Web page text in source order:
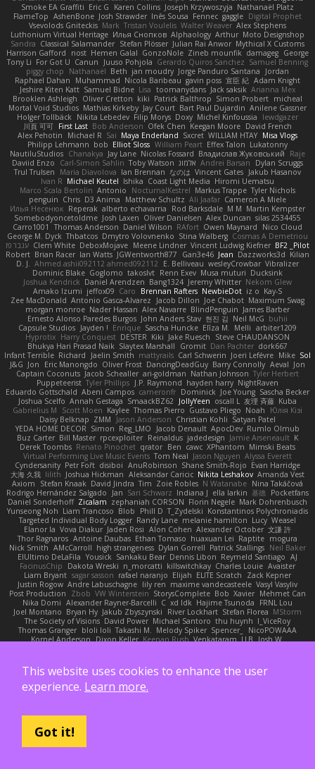
Smoke EA Graffiti Eric G Karen Collins Joseph Krzywoszyja Nathanaël Platz
FlameTop AshenBone Josh Strawder Inês Sousa Fennec gaggle Digital Prophet
Vsevolods Gniteckis Mark Tristan Voulelis Walter Weaver Alex Stephens
Luthonium Virtual Heritage Илья Снопков Alphaology Arthur Moto Designshop
Sandra Classical Salamander Stefan Plösser Julian Rai Anwor Mythical X Customs
Harrison Gafford
nost Hemen Galal GonzoNole Zineb mounfik damageg George
Tony Li For Got U Canun Juuso Pohjola Gerardo Quiros Sanchez Samuel Benning
piggy chop
Nathanaël Beth jan moudry Jorge Panduro Santana
Jordan
Raphael Dahan
Muhammad Nicola Baribeau gavin poss 宣臣 紀 Adam Knight
Jeshire Kiten Katt Samuel Bidne Lisa toomanydans Jack saksik Arianna Mex
Brooklen Ashleigh
Oliver Cretton kiki Patrick Balthrop Simon Probert micheal
Mortal Void Studios Mathias Kirkeby Jay Court Bart Paul Dujardin Anilene Gassner
Holger Tollbäck
Nikita Lebedev Filip Morys Doxy Michel Kinfoussia
lewdgazer
川頁 可可 First Last Bob Anderson Ofek Chen Keegan Moore David French
Alex Pehotin
Michael R Sai Maya Enderland Sxcret WILLIAM HTAY Misa Vlogs
Philipp Lehmann bob Elliot Sloss William Peart Effex Talon Lukatonny
NautiluStudios Chanakya Jay Lane Nicolas Fossard Владислав Жуковський
Raje
Daviid Enzo
Carl-Simon Sahlin Toby Watson אלמוג Andrei Barsan
Dylan Scruggs
Trul Trulsen
Maria Diavolova Ian Brennan なのは Vincent Gates Jakub Hasanov
Ivan R Michael Keutel Ishika Coast Light Media Hiromi Uematsu
Marco Scala Bertolin Antonio NocturnalKestrel Markus Trappe Tyler Nichols
penguin Chris D3 Anima Matthew Schultz Ali Jaafar Cameron A Miele
Илья Несенюк Reperak alberto echavarria Rod Barksdale M M Martin Kempster
Somebodyoncetoldme Josh Laxen Oliver Danielsen Alex Duncan silas 2534455
Carro1001
Thomas Anderson Daniel Wilson RAfort Owen Maynard
Nico Cloud
George M. Dyck Thbatcos Dmytro Volovnenko Stina Walberg Cosmas A Demetriou
ענבר פז Clem White DeboxMojave Meene Lindner Vincent Ludwig Kiefner BF2 _Pilot
Robert Brian Racer Ian Watts JGWentworth877 Gan3e46 Jean Dazzworks3d Kilian
D. J.
Ahmed.ashii092112 ahmed092112 E. Belliveau wesleyCrowbar Vibralizer
Dominic Blake Goglomo takoslvt Renn Exev Musa muturi Ducksink
Joshua Kendrick Daniel Arendzen Bang1324 Jeremy Whitter Nekom Glew
Amako Izumi jeffox09 Caro Brennan Rafters NewbieDot iz o Kay-S
Zee MacDonald Antonio Gasca-Alvarez Jacob Dillon Joe Chabot Maximum Swag
morgan monroe Nader Hassan Alex Navarre BlindPenguin James Barber
Ernesto Alonso Paredes Burgos John Anders Stav 현진 김 Neil McG buhii
Capsule Studios Jayden ! Enrique Sascha Huncke Elīza M. Melli arbiter1209
Hyprotix Harry Conquest DESTER Kiki Jake Ruesch
Steve CHAUDANSON
Bhukya Hari Prasad Naik Slaytex Marshall Gromit Dan Pachter dork667
Infant Terrible Richard Jaelin Smith mattyrails Carl Schwerin Joeri Lefévre Mike Sol
J&G Jon Eric Manongdo Oliver Frost DancingDeadGuy Barry Connolly Aeval Jon
Captain Coconuts Jacob Schealler ari-goldman Nathan Johnson Tyler Herbert
Puppeteerist Tyler Phillips J.P. Raymond hayden harry NightRaven
Eduardo Gottschald Abeni Campos cameronfr Dominick Joe Young Sascha Becker
Joshua Scelfo Annah Gestaga SmaackBZ62 JollyYeen oscall L 友理 斉藤 Kuba
Gabrielius M
Scott Moen Kaylee Thomas Pierro Gustavo Pliego Noah
Юлія Кізі
Daisy Belknap ZMM Jason Anderson Christian Kohli Satyan Patel
YEDA HOME DECOR Simon Reg_LMO Jacob Denault ApocDev Rumlo Olmub
Buz Carter Bill Master rpcexploiter Reinaldus jadedesign Jamie Arseneault K
Derek Toombs Renato Pinochet qrator Ben cawc XPhantom Mimski Beats
Virtual Performing Live Music Events Tom Neal Jason Nguyen Alyssa Everett
Cyndersanity Petr Fořt disiboi AnuRobinson Shane Smith-Rojo Evan Harridge
大海 久我 lilith Joshua Hickman Aleksandar Caricic Nikita Leshakov Amanda Vest
Axiom
Stefan Knaak David Jindra Tim Zoie Robles N Watanabe Nina Takáčová
Rodrigo Hernández Salgado
Jan Sari Schwarz Indiana J ella larkin 基德
Pocketfans
Daniel Sonderhoff Zicalam zephaniah CORSON Florin Negele Mark Dohrenbusch
Yunseong Noh Liam Trancoso Blob Phill D T_Zydelski Konstantinos Polychroniadis
Targeted Individual Body Logger Randy Lane melanie hamilton Lucy Weasel
Elanor la Vova Diakur Jaden Rosi Alon Cohen Alexander October 文謙 許
Thor Ragnaros Antoine Daubas Ethan Tomaso huaxuan Lei Raptite mogura
Nick Smith AMcCarroll high strangeness Dylan Gorrell Patrick Stallings Neil Baker
ElUltimo DeLaFila Yousick Sankaku Bear Dennis Libon Reymeld Santiago AJ
FacinusChip
Dakota Wreski n_morcatti killswitchkay Charles Louie Avaister
Liam Bryant sagar sasson rafael naranjo Elijah ELITE Scratch
Zack Kepner
Justin Rogow Andre Labuschagne lily ren maxime vandecasteele Vasyl Vasyliv
Post Production
Zbob VW Winterstein StorysComplete Bob Xavier Mehmet Can
Nika Domi Alexander Rayner-Barcelli C xd Idk Hajime Tsunoda
FRNL Lou
Joel Montano Bryan Hy Jakub Zbyszynski River Lockhart Stefan Florea MStorm
The Society of Visions David Power Michael Santoro thu huynh I_ViceRoy
Thomas Granger bloli loli Takashi M. Melody Spiker Spencer_
NicoPOWAAA
Kornel Anderson
Dixon Keller Keenan Rush Venkataram LLB
Josh W.
George Dvorak
Matthew Daday Kamil Uriasz
Sarah Schrock Logan Hertz Gaël Gilly Musical Nexus Buttmunky1 Danny Sale
Elias Guevara Kathreena B Huitaka Studio
Cole Turner
John Kevin Ong JonDo Filip
SiryuSama Kelu Sean Derham
John KD Mimic
Markku Hakala Hussien Mohamed
This website uses cookies to enhance the user
experience. Learn more.
Got it!